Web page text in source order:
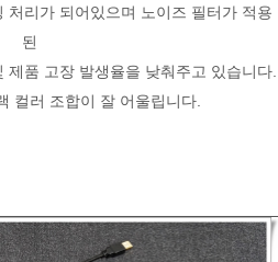
처리가 되어있으며 노이즈 필터가 적용
된
제품 고장 발생율을 낮춰주고 있습니다.
컬러 조합이 잘 어울립니다.